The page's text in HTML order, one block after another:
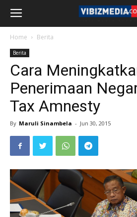
Home Berita
Berita
Cara
Penerimaan
Tax Amnesty
By Maruli Sinambela - Jun 30, 2015